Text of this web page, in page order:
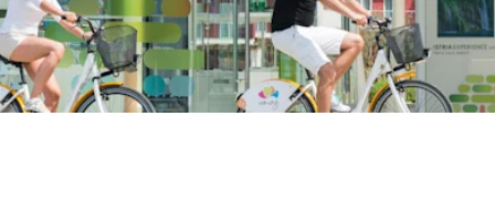
Spiaggie
Plava Laguna Sport
Soggiorno attivo
Novità
Contatto